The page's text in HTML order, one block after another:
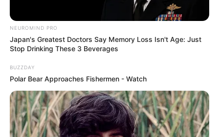
NEUROMIND PRO
Japan's Greatest Doctors Say Memory Loss Isn't Age: Just
Stop Drinking These 3 Beverages
BUZZDAY
Polar Bear Approaches Fishermen - Watch